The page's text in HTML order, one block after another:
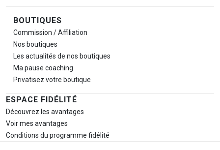
BOUTIQUES
Commission / Affiliation
Nos boutiques
Les actualités de nos boutiques
Ma pause coaching
Privatisez votre boutique
ESPACE FIDÉLITÉ
Découvrez les avantages
Voir mes avantages
Conditions du programme fidélité